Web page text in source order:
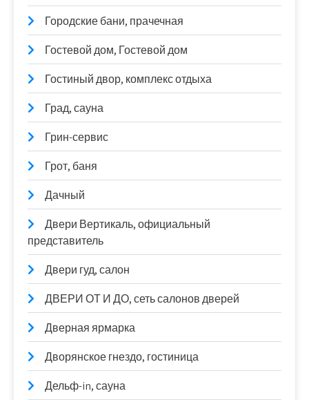
Городские бани, прачечная
Гостевой дом, Гостевой дом
Гостиный двор, комплекс отдыха
Град, сауна
Грин-сервис
Грот, баня
Дачный
Двери Вертикаль, официальный
представитель
Двери гуд, салон
ДВЕРИ ОТ И ДО, сеть салонов дверей
Дверная ярмарка
Дворянское гнездо, гостиница
Дельф-in, сауна